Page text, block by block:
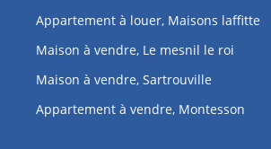
Appartement à louer, Maisons laffitte
Maison à vendre, Le mesnil le roi
Maison à vendre, Sartrouville
Appartement à vendre, Montesson